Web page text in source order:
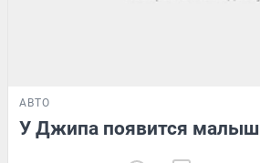
АВТО
У Джипа появится малыш